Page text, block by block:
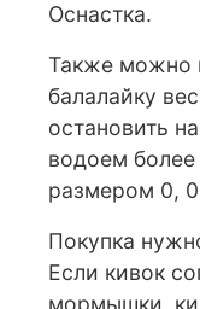
Оснастка.
Также можно
балалайку
остановить
водоем более
размером 0,
Покупка
Если кивок